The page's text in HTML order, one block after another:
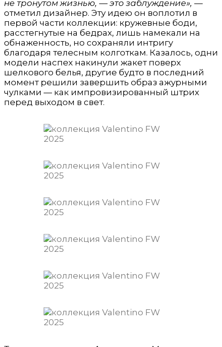
не тронутом жизнью, — это заблуждение», —
отметил дизайнер. Эту идею он воплотил в
первой части коллекции: кружевные боди,
расстегнутые на бедрах, лишь намекали на
обнаженность, но сохраняли интригу
благодаря телесным колготкам. Казалось, одни
модели наспех накинули жакет поверх
шелкового белья, другие будто в последний
момент решили завершить образ ажурными
чулками — как импровизированный штрих
перед выходом в свет.